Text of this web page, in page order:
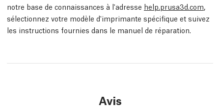
notre base de connaissances à l'adresse help.prusa3d.com,
sélectionnez votre modèle d'imprimante spécifique et suivez
les instructions fournies dans le manuel de réparation.
Avis